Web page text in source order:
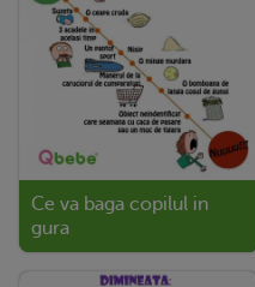
Ce va baga copilul in
gura